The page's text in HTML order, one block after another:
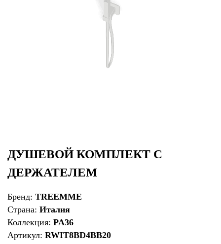
ДУШЕВОЙ КОМПЛЕКТ С
ДЕРЖАТЕЛЕМ
Бренд: TREEMME
Страна: Италия
Коллекция: PA36
Артикул: RWIT8BD4BB20